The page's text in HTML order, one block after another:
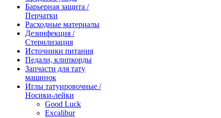
Барьерная защита /
Перчатки
Расходные материалы
Дезинфекция /
Стерилизация
Источники питания
Педали, клипкорды
Запчасти для тату
машинок
Иглы татуировочные /
Носики-лейки
Good Luck
Excalibur